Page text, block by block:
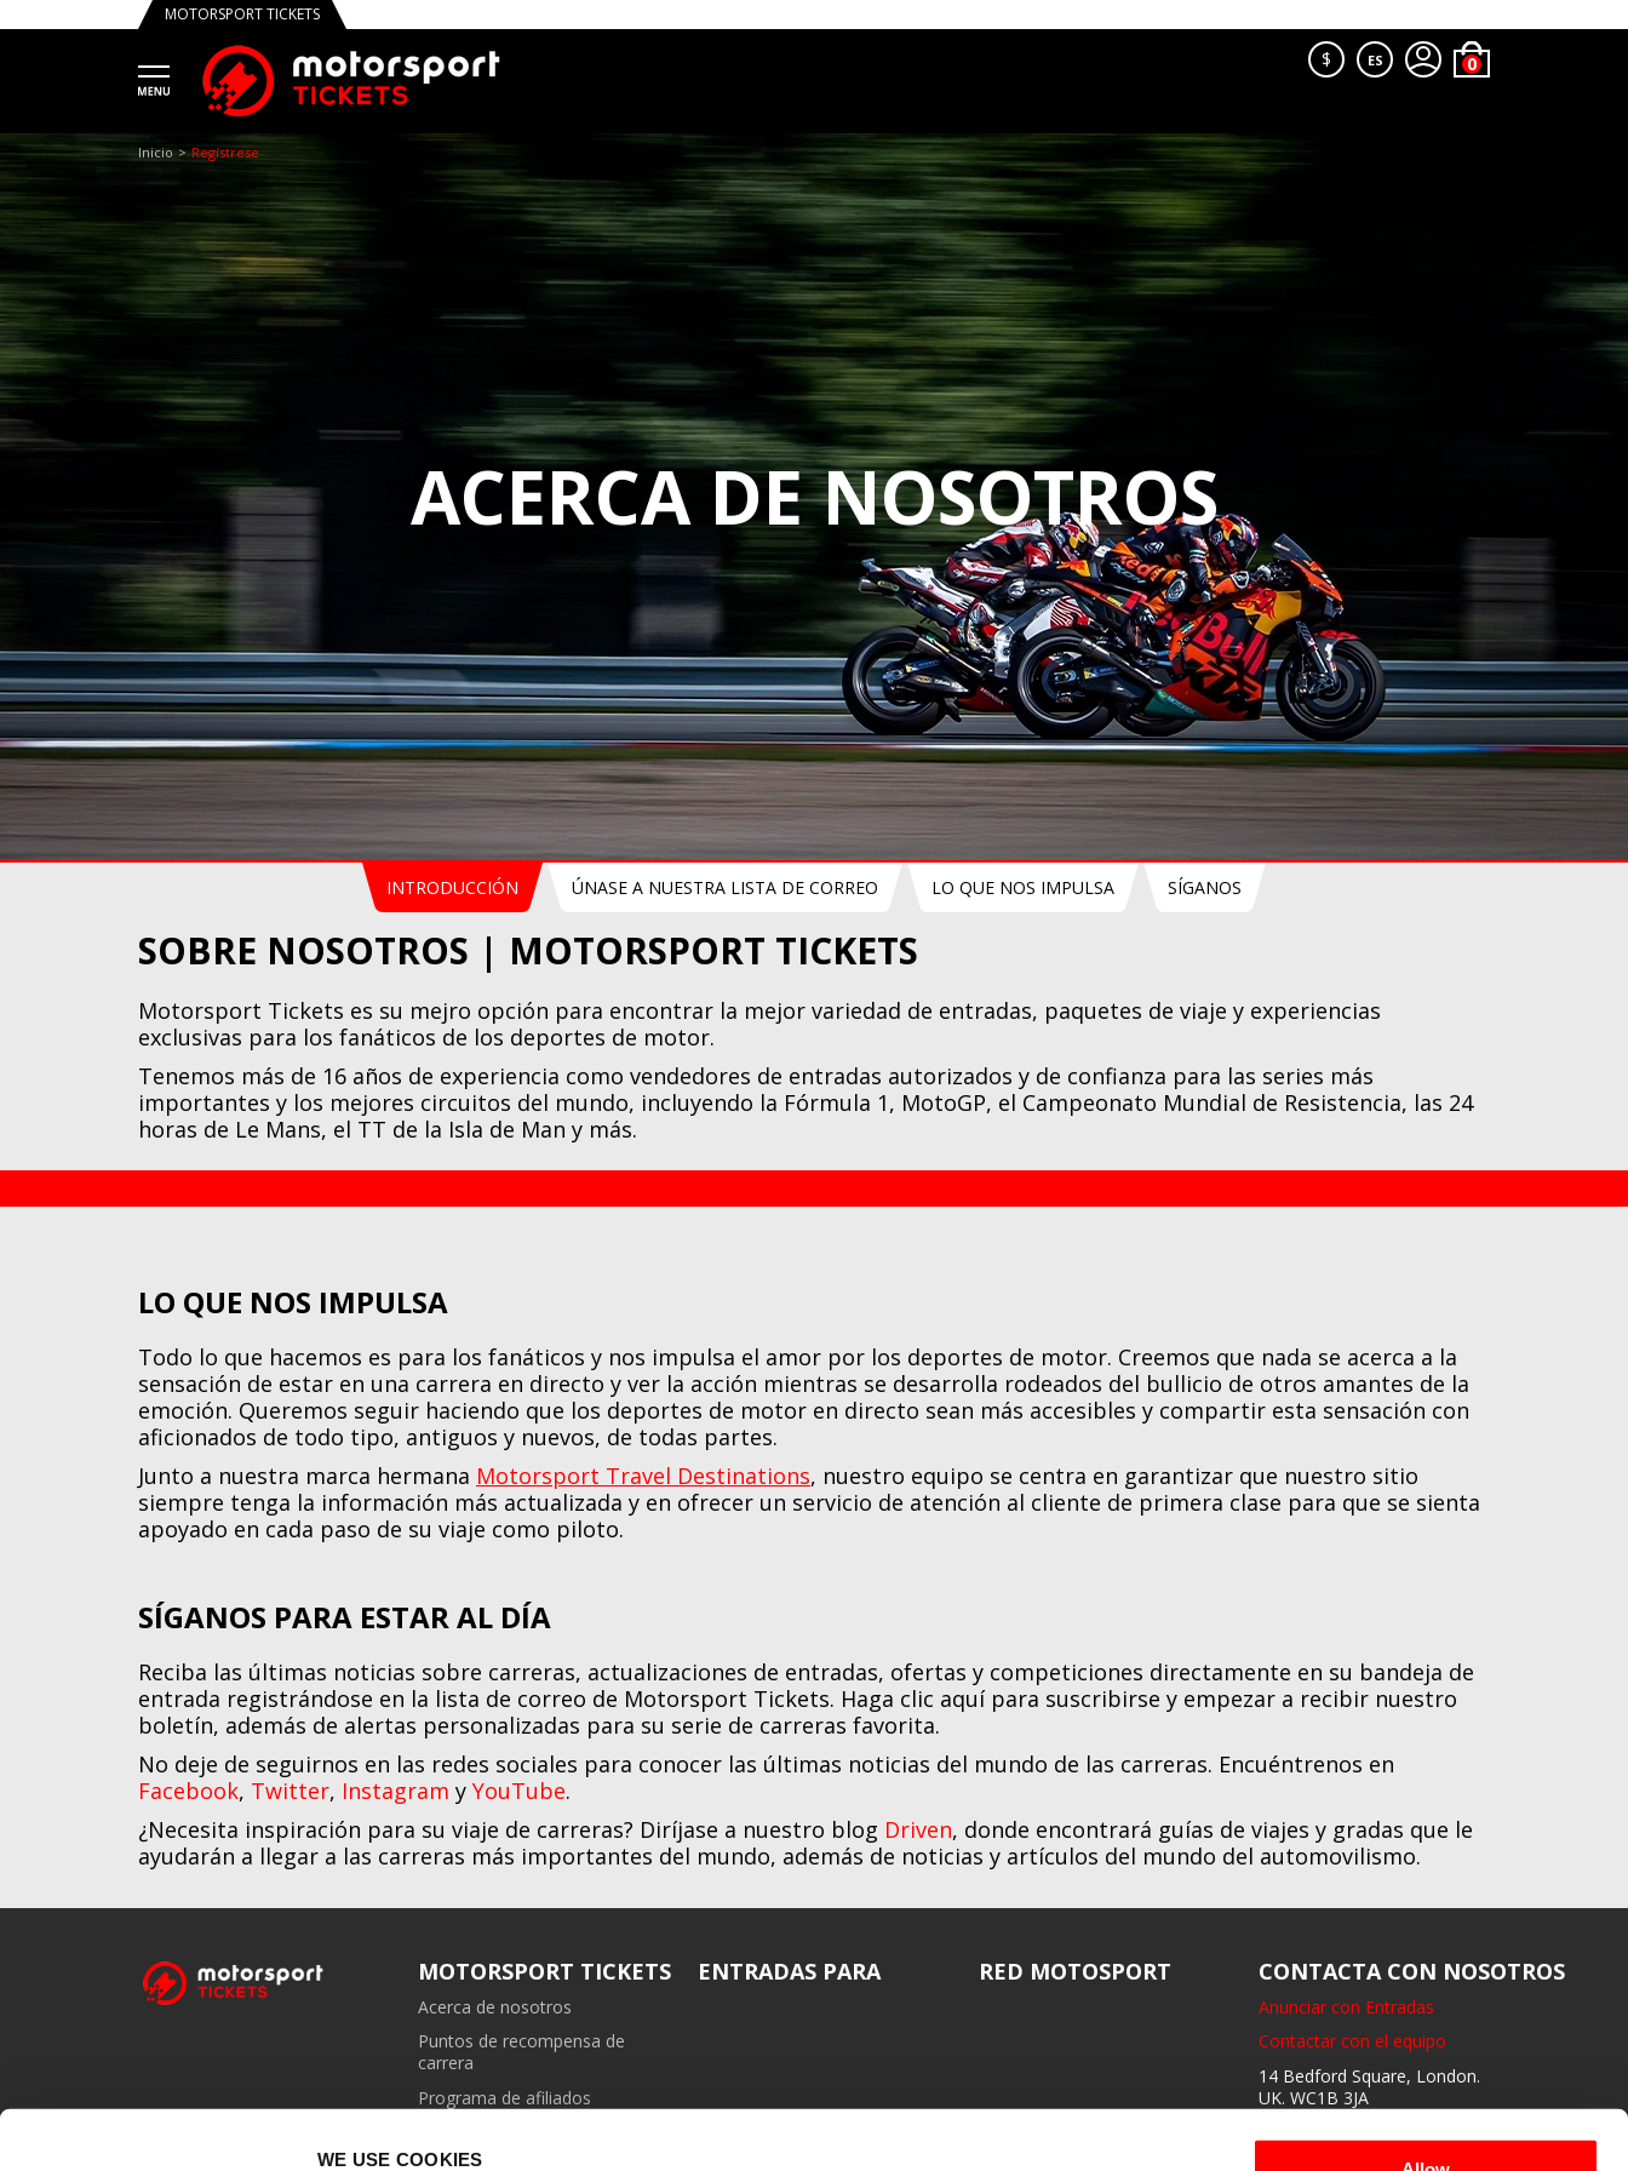
WE USE COOKIES
MOTORSPORT TICKETS
$ ES
Inicio Regístrese
ACERCA DE NOSOTROS
INTRODUCCIÓN ÚNASE A NUESTRA LISTA DE CORREO LO QUE NOS IMPULSA SÍGANOS
SOBRE NOSOTROS | MOTORSPORT TICKETS
Motorsport Tickets es su mejro opción para encontrar la mejor variedad de entradas, paquetes de viaje y experiencias
exclusivas para los fanáticos de los deportes de motor.
Tenemos más de 16 años de experiencia como vendedores de entradas autorizados y de confianza para las series más
importantes y los mejores circuitos del mundo, incluyendo la Fórmula 1, MotoGP, el Campeonato Mundial de Resistencia, las 24
horas de Le Mans, el TT de la Isla de Man y más.
LO QUE NOS IMPULSA
Todo lo que hacemos es para los fanáticos y nos impulsa el amor por los deportes de motor. Creemos que nada se acerca a la
sensación de estar en una carrera en directo y ver la acción mientras se desarrolla rodeados del bullicio de otros amantes de la
emoción. Queremos seguir haciendo que los deportes de motor en directo sean más accesibles y compartir esta sensación con
aficionados de todo tipo, antiguos y nuevos, de todas partes.
Junto a nuestra marca hermana Motorsport Travel Destinations, nuestro equipo se centra en garantizar que nuestro sitio
siempre tenga la información más actualizada y en ofrecer un servicio de atención al cliente de primera clase para que se sienta
apoyado en cada paso de su viaje como piloto.
SÍGANOS PARA ESTAR AL DÍA
Reciba las últimas noticias sobre carreras, actualizaciones de entradas, ofertas y competiciones directamente en su bandeja de
entrada registrándose en la lista de correo de Motorsport Tickets. Haga clic aquí para suscribirse y empezar a recibir nuestro
boletín, además de alertas personalizadas para su serie de carreras favorita.
No deje de seguirnos en las redes sociales para conocer las últimas noticias del mundo de las carreras. Encuéntrenos en
Facebook, Twitter, Instagram y YouTube.
¿Necesita inspiración para su viaje de carreras? Diríjase a nuestro blog Driven, donde encontrará guías de viajes y gradas que le
ayudarán a llegar a las carreras más importantes del mundo, además de noticias y artículos del mundo del automovilismo.
MOTORSPORT TICKETS
Acerca de nosotros
Puntos de recompensa de
carrera
Programa de afiliados
ENTRADAS PARA RED MOTOSPORT CONTACTA CON NOSOTROS
Anunciar con Entradas
Contactar con el equipo
14 Bedford Square, London.
UK. WC1B 3JA
Haznos saber lo que te gusta